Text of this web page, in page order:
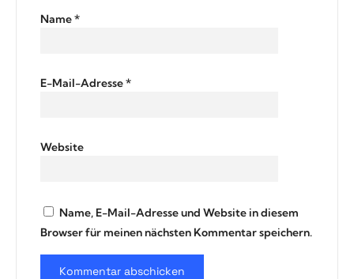
Name*
E-Mail-Adresse*
Website
Name, E-Mail-Adresse und Website in diesem
Browser für meinen nächsten Kommentar speichern.